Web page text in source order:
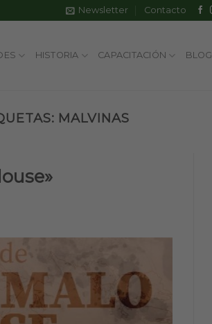
Newsletter Contacto
HISTORIA CAPACITACIÓN BLOG
MALVINAS